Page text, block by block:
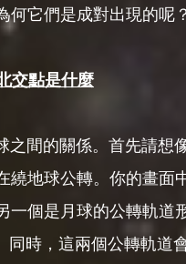
它們是成對出現的呢
交點是什麼
之間的關係。首先請想
地球公轉。你的畫面
個是月球的公轉軌道
同時，這兩個公轉軌道